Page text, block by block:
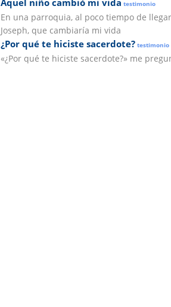
Aquel niño cambió mi vida testimonio
En una parroquia, al poco tiempo de
Joseph, que cambiaría mi vida
¿Por qué te hiciste sacerdote?testimonio
«¿Por qué te hiciste sacerdote?» me